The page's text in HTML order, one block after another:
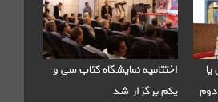
اختتامیه نمایشگاه کتاب سی و
یکم برگزار شد